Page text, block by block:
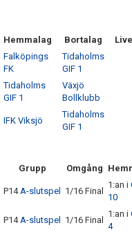
Hemmalag Bortalag Live
Falköpings
FK
Tidaholms
GIF 1
Tidaholms
GIF 1
Växjö
Bollklubb
IFK Viksjö
Tidaholms
GIF 1
Grupp Omgång
P14A-slutspel 1/16 Final
1:an i
10
P14A-slutspel 1/16 Final
1:an i
4